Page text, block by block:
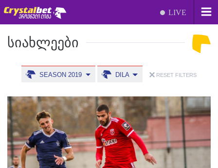
LIVE
ᲡᲘᲐᲮᲚᲔᲔᲑᲘ
SEASON 2019 DILA RESET FILTERS